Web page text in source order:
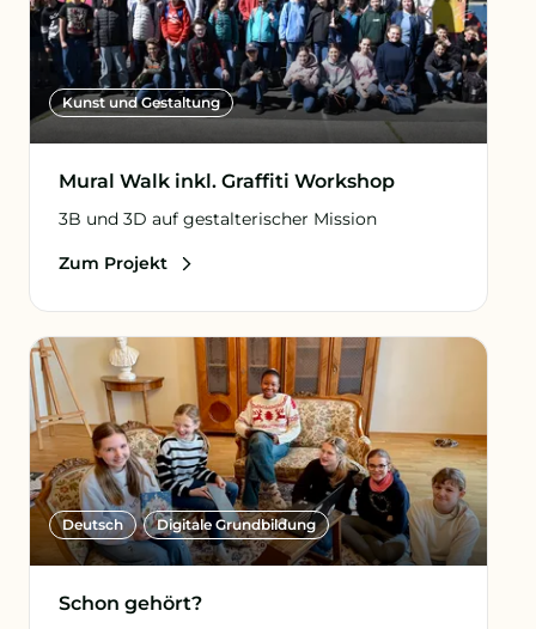
Kunst und Gestaltung
Mural Walk inkl. Graffiti Workshop
3B und 3D auf gestalterischer Mission
Zum Projekt
Deutsch Digitale Grundbildung
Schon gehört?